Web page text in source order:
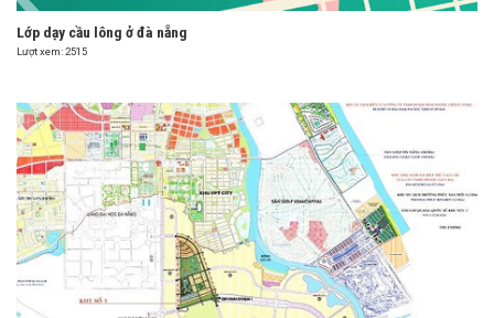
Lớp dạy cầu lông ở đà nẵng
Lượt xem: 2515